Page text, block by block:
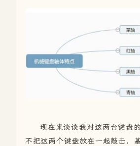
现在来谈谈我对这两台键盘
不把这两个键盘放在一起敲击，